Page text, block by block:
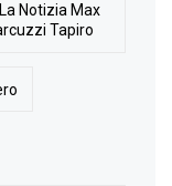
Notizia Max
Tapiro